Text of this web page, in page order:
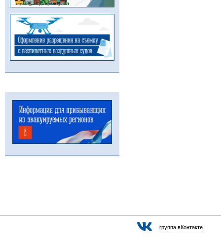
группа вКонтакте